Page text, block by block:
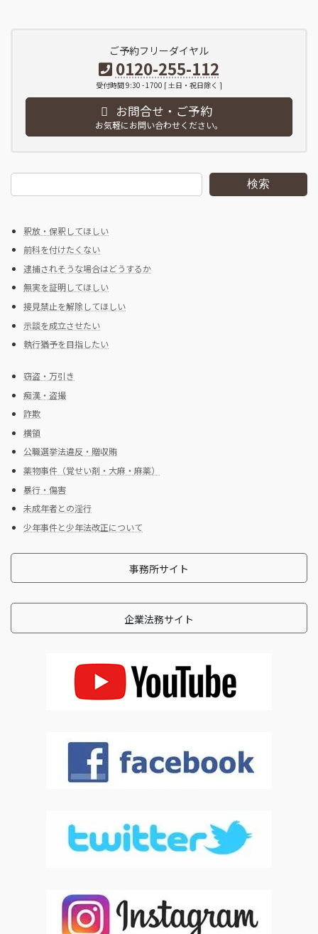
ご予約フリーダイヤル
0120-255-112
受付時間 9:30 - 1700 [ 土日・祝日除く ]
お問合せ・ご予約
お気軽にお問い合わせください。
検索
釈放・保釈してほしい
前科を付けたくない
逮捕されそうな場合はどうするか
無実を証明してほしい
接見禁止を解除してほしい
示談を成立させたい
執行猶予を目指したい
窃盗・万引き
痴漢・盗撮
詐欺
横領
公職選挙法違反・贈収賄
薬物事件（覚せい剤・大麻・麻薬）
暴行・傷害
未成年者との淫行
少年事件と少年法改正について
事務所サイト
企業法務サイト